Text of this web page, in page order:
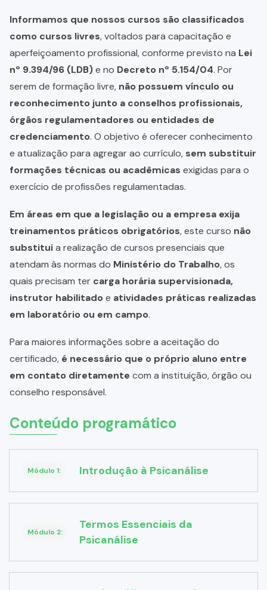
Informamos que nossos cursos são classificados
como cursos livres, voltados para capacitação e
aperfeiçoamento profissional, conforme previsto na Lei
nº 9.394/96 (LDB)e no Decreto nº 5.154/04. Por
serem de formação livre, não possuem vínculo ou
reconhecimento junto a conselhos profissionais,
órgãos regulamentadores ou entidades de
credenciamento. O objetivo é oferecer conhecimento
e atualização para agregar ao currículo, sem substituir
formações técnicas ou acadêmicas exigidas para o
exercício de profissões regulamentadas.
Em áreas em que a legislação ou a empresa exija
treinamentos práticos obrigatórios, este curso não
substituia realização de cursos presenciais que
atendam às normas do Ministério do Trabalho, os
quais precisam ter carga horária supervisionada,
instrutor habilitadoe atividades práticas realizadas
em laboratório ou em campo.
Para maiores informações sobre a aceitação do
certificado, é necessário que o próprio aluno entre
em contato diretamente com a instituição, órgão ou
conselho responsável.
Conteúdo programático
Módulo 1: Introdução à Psicanálise
Módulo 2:
Termos Essenciais da
Psicanálise